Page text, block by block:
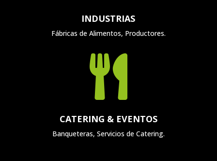
INDUSTRIAS
Fábricas de Alimentos, Productores.

CATERING & EVENTOS
Banqueteras, Servicios de Catering.